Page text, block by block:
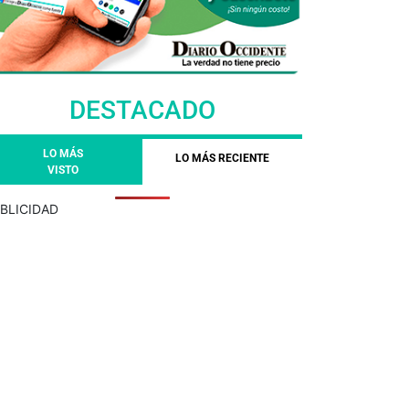
DESTACADO
LO MÁS
VISTO
LO MÁS RECIENTE